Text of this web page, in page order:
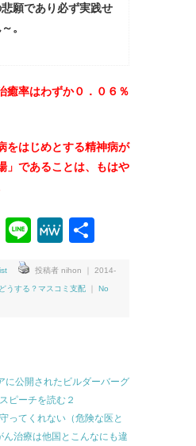
願であり必ず実践せ
。
癒率はわずか０．０６％
をはじめとする精神病が
」 であることは、もはや
EmailLineMeWe
投稿者 nihon ｜ 2014-
うする？マスコミ支配 No
に公開されたビルダーバーグ
ピーチを読む２
ってくれない（危険な医と
治療は他国とこんなにも違